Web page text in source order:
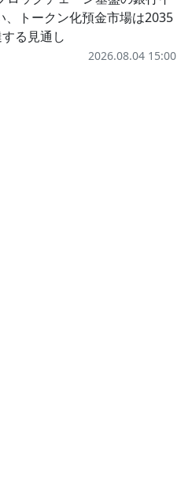
、トークン化預金市場は2035
る見通し
2026.08.04 15:00